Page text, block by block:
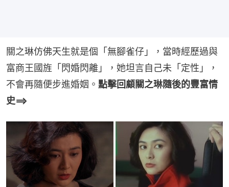
關之琳仿佛天生就是個「無腳雀仔」，當時經歷過與
富商王國旌「閃婚閃離」，她坦言自己未「定性」，
不會再隨便步進婚姻。 點擊回顧關之琳隨後的豐富情
史==>